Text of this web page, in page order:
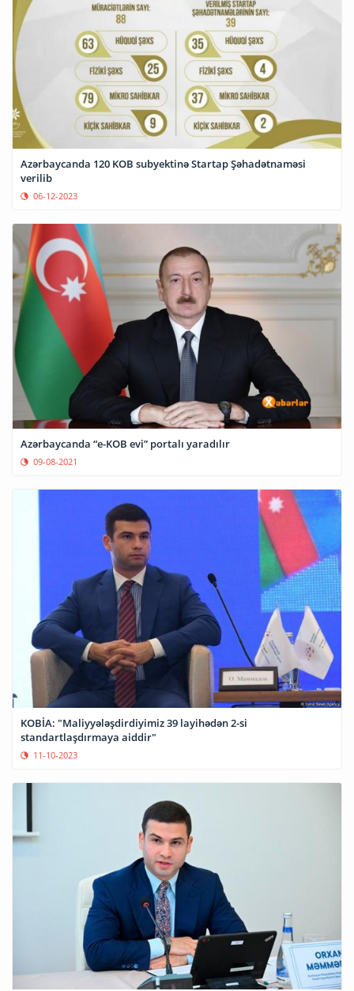
Azərbaycanda 120 KOB subyektinə Startap Şəhadətnaməsi
verilib
06-12-2023
Azərbaycanda “e-KOB evi” portalı yaradılır
09-08-2021
KOBİA: "Maliyyələşdirdiyimiz 39 layihədən 2-si
standartlaşdırmaya aiddir"
11-10-2023